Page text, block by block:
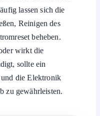
lassen sich die
Reinigen des
beheben.
wirkt die
sollte ein
die Elektronik
zu gewährleisten.